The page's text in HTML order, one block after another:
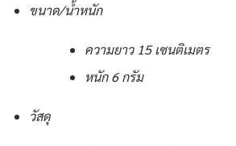
ขนาด/น้ำหนัก
ความยาว 15 เซนติเมตร
หนัก 6 กรัม
วัสดุ